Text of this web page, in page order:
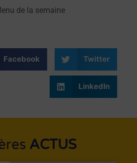
de la semaine
Facebook Twitter
LinkedIn
ACTUS